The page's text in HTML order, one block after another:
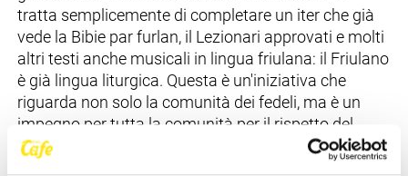
tratta semplicemente di completare un iter che già
vede la Bibie par furlan, il Lezionari approvati e molti
altri testi anche musicali in lingua friulana: il Friulano
è già lingua liturgica. Questa è un'iniziativa che
riguarda non solo la comunità dei fedeli, ma è un
impegno per tutta la comunità per il rispetto del
nostro diritto come popolo friulano".